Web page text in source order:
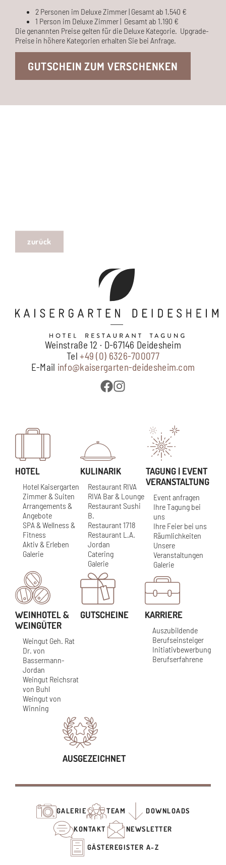
2 Personen im Deluxe Zimmer | Gesamt ab 1.540 €
1 Person im Deluxe Zimmer | Gesamt ab 1.190 €
Die genannten Preise gelten für die Deluxe Kategorie. Upgrade-
Preise in höhere Kategorien erhalten Sie bei Anfrage.
GUTSCHEIN ZUM VERSCHENKEN
Weinstraße 12 · D-67146 Deidesheim
Tel+49 (0) 6326-700077
E-Mail info@kaisergarten-deidesheim.com
HOTEL
Hotel Kaisergarten
Zimmer & Suiten
Arrangements &
Angebote
SPA & Wellness &
Fitness
Aktiv & Erleben
Galerie
KULINARIK
Restaurant RIVA
RIVA Bar & Lounge
Restaurant Sushi
B.
Restaurant 1718
Restaurant L.A.
Jordan
Catering
Galerie
TAGUNG | EVENT
VERANSTALTUNG
Event anfragen
Ihre Tagung bei
uns
Ihre Feier bei uns
Räumlichkeiten
Unsere
Veranstaltungen
Galerie
WEINHOTEL &
WEINGÜTER
Weingut Geh. Rat
Dr. von
Bassermann-
Jordan
Weingut Reichsrat
von Buhl
Weingut von
Winning
GUTSCHEINE KARRIERE
Auszubildende
Berufseinsteiger
Initiativbewerbung
Berufserfahrene
AUSGEZEICHNET
GALERIE TEAM DOWNLOADS
KONTAKT NEWSLETTER
GÄSTEREGISTER A-Z